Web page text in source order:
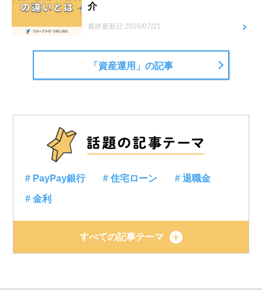
介
最終更新日:2026/07/21
「資産運用」の記事
# PayPay銀行 # 住宅ローン # 退職金
# 金利
すべての記事テーマ